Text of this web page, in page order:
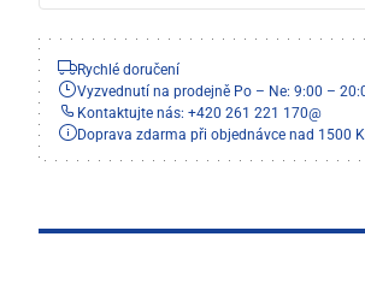
Rychlé doručení
Vyzvednutí na prodejně Po – Ne: 9:00 –
Kontaktujte nás: +420 261 221 170@
Doprava zdarma při objednávce nad 1500